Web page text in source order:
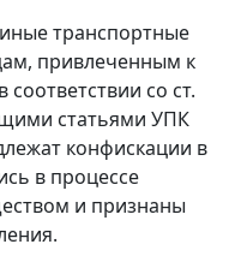
транспортные
привлеченным к
соответствии со ст.
статьями УПК
конфискации в
в процессе
и признаны